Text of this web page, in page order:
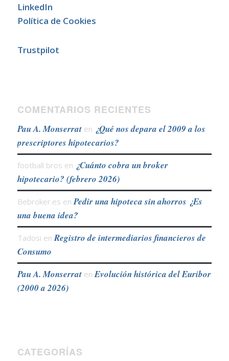
LinkedIn
Política de Cookies
Trustpilot
COMENTARIOS RECIENTES
Pau A. Monserraten ¿Qué nos depara el 2009 a los
prescriptores hipotecarios?
football bros en ¿Cuánto cobra un broker
hipotecario? (febrero 2026)
Bebroker.es en Pedir una hipoteca sin ahorros ¿Es
una buena idea?
Tadosi en Registro de intermediarios financieros de
Consumo
Pau A. Monserraten Evolución histórica del Euribor
(2000 a 2026)
CATEGORÍAS